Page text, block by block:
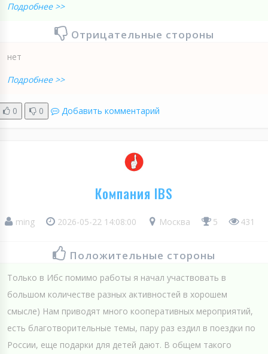
Подробнее >>
Отрицательные стороны
нет
Подробнее >>
0 0 Добавить комментарий
Компания IBS
ming 2026-05-22 14:08:00 Москва 5 431
Положительные стороны
Только в Ибс помимо работы я начал участвовать в
большом количестве разных активностей в хорошем
смысле) Нам приводят много кооперативных мероприятий,
есть благотворительные темы, пару раз ездил в поездки по
России, еще подарки для детей дают. В общем такого